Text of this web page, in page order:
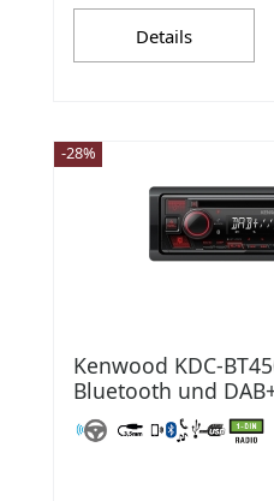
Details
-28%
Kenwood KDC-
Bluetooth und